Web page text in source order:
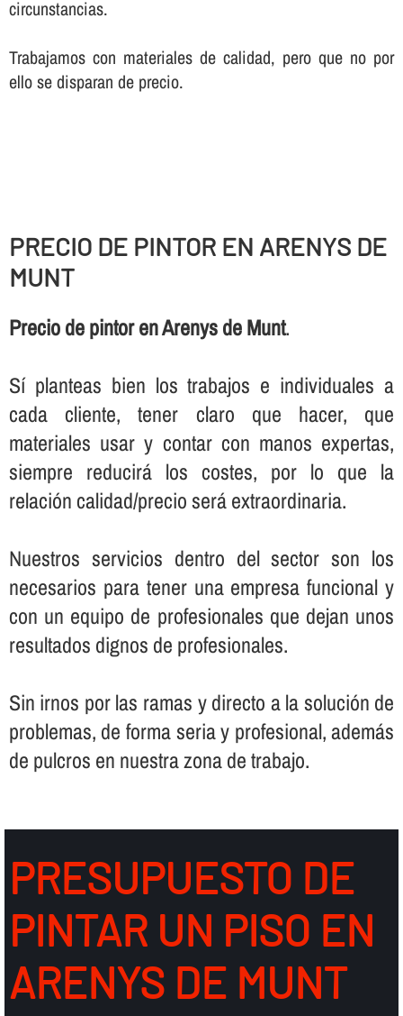
circunstancias.
Trabajamos con materiales de calidad, pero que no por
ello se disparan de precio.
PRECIO DE PINTOR EN ARENYS DE
MUNT
Precio de pintor en Arenys de Munt.
Sí­ planteas bien los trabajos e individuales a
cada cliente, tener claro que hacer, que
materiales usar y contar con manos expertas,
siempre reducirá los costes, por lo que la
relación calidad/precio será extraordinaria.
Nuestros servicios dentro del sector son los
necesarios para tener una empresa funcional y
con un equipo de profesionales que dejan unos
resultados dignos de profesionales.
Sin irnos por las ramas y directo a la solución de
problemas, de forma seria y profesional, además
de pulcros en nuestra zona de trabajo.
PRESUPUESTO DE
PINTAR UN PISO EN
ARENYS DE MUNT